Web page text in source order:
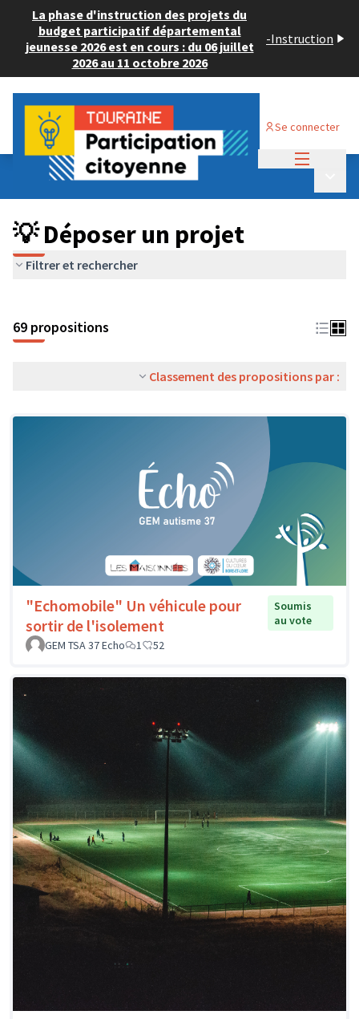
La phase d'instruction des projets du
budget participatif départemental
jeunesse 2026 est en cours : du 06 juillet
2026 au 11 octobre 2026
-Instruction
Se connecter
Budget Participatif ADULTE 2024
💡 Déposer un projet
💡 Déposer un projet
Filtrer et rechercher
69 propositions
Classement des propositions par :
"Echomobile" Un véhicule pour
sortir de l'isolement
Soumis
au vote
GEM TSA 37 Echo
1 52